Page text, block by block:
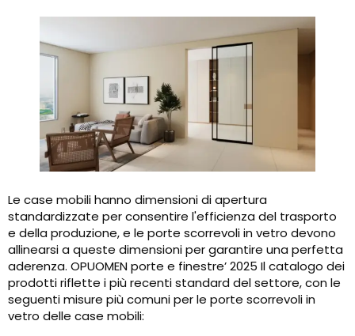
Le case mobili hanno dimensioni di apertura
standardizzate per consentire l'efficienza del trasporto
e della produzione, e le porte scorrevoli in vetro devono
allinearsi a queste dimensioni per garantire una perfetta
aderenza. OPUOMEN porte e finestre’ 2025 Il catalogo dei
prodotti riflette i più recenti standard del settore, con le
seguenti misure più comuni per le porte scorrevoli in
vetro delle case mobili: